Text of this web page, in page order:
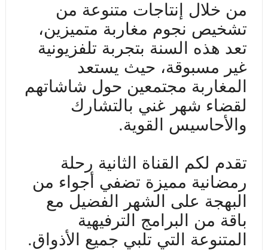
من خلال إنتاجات متنوعة من
تشخيص نجوم مغاربة متميزين،
تعد هذه السنة بتجربة تلفزيونية
غير مسبوقة، حيث يستعد
المغاربة مجتمعين حول شاشاتهم
لقضاء شهر غني بالتشارك
والأحاسيس القوية.
تقدم لكم القناة الثانية رحلة
رمضانية مميزة تضفي أجواء من
البهجة على الشهر الفضيل مع
باقة من البرامج الترفيهية
المتنوعة التي تلبي جميع الأذواق.